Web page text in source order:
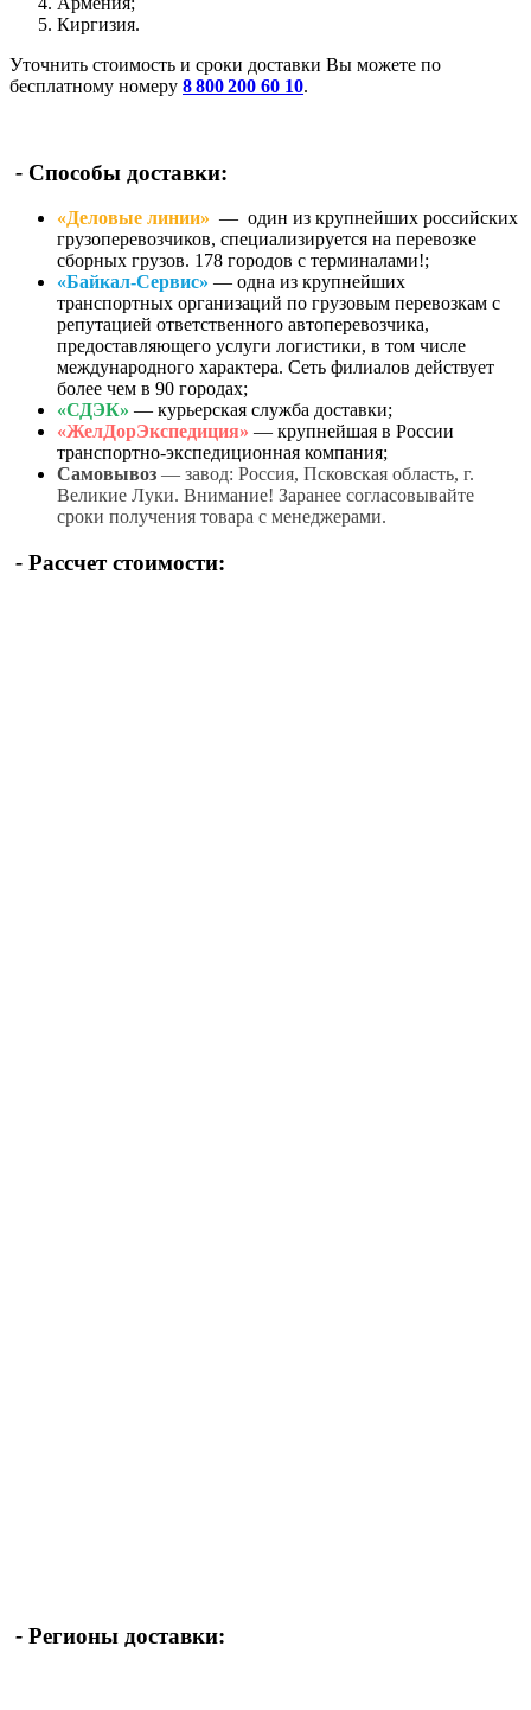
Киргизия.
Уточнить стоимость и сроки доставки Вы можете по
бесплатному номеру 8 800 200 60 10.
- Способы доставки:
«Деловые линии» — один из крупнейших российских
грузоперевозчиков, специализируется на перевозке
сборных грузов. 178 городов с терминалами!;
«Байкал-Сервис» — одна из крупнейших
транспортных организаций по грузовым перевозкам с
репутацией ответственного автоперевозчика,
предоставляющего услуги логистики, в том числе
международного характера. Сеть филиалов действует
более чем в 90 городах;
«СДЭК» — курьерская служба доставки;
«ЖелДорЭкспедиция» — крупнейшая в России
транспортно-экспедиционная компания;
Самовывоз — завод: Россия, Псковская область, г.
Великие Луки. Внимание! Заранее согласовывайте
сроки получения товара с менеджерами.
- Рассчет стоимости:
- Регионы доставки: